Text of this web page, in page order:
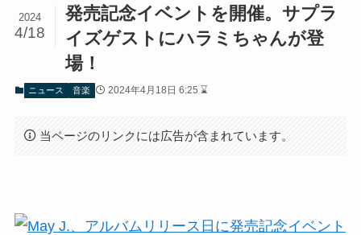
発売記念イベントを開催。サプラ
イズゲストにハラミちゃんが登
場！
2024
4/18
ニュース 音楽 2024年4月18日 6:25 ⌛
当ページのリンクには広告が含まれています。